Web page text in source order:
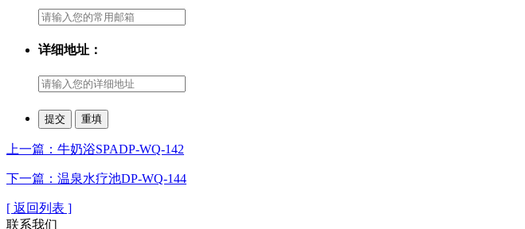
详细地址：
上一篇：牛奶浴SPADP-WQ-142
下一篇：温泉水疗池DP-WQ-144
[ 返回列表 ]
联系我们